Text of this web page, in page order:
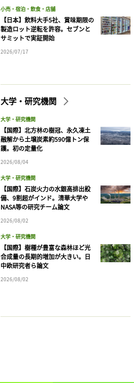
小売・宿泊・飲食・店舗
【日本】飲料大手5社、賞味期限の
製造ロット逆転を許容。セブンと
サミットで実証開始
2026/07/17
大学・研究機関
大学・研究機関
【国際】北方林の樹冠、永久凍土
融解から土壌炭素約590億トン保
護。初の定量化
2026/08/04
大学・研究機関
【国際】石炭火力の水銀高排出設
備、9割超がインド。清華大学や
NASA等の研究チーム論文
2026/08/02
大学・研究機関
【国際】樹種が豊富な森林ほど光
合成量の長期的増加が大きい。日
中欧研究者ら論文
2026/08/02